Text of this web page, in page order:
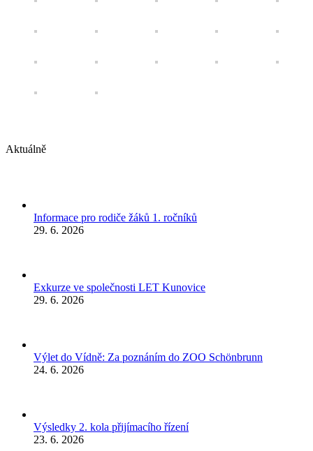
Aktuálně
Informace pro rodiče žáků 1. ročníků
29. 6. 2026
Exkurze ve společnosti LET Kunovice
29. 6. 2026
Výlet do Vídně: Za poznáním do ZOO Schönbrunn
24. 6. 2026
Výsledky 2. kola přijímacího řízení
23. 6. 2026